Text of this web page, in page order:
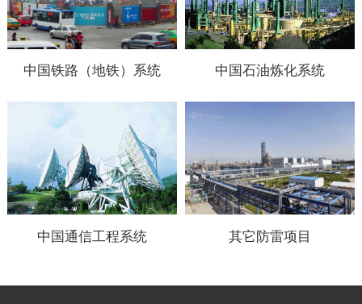
中国铁路（地铁）系统 中国石油炼化系统
中国通信工程系统 其它防雷项目